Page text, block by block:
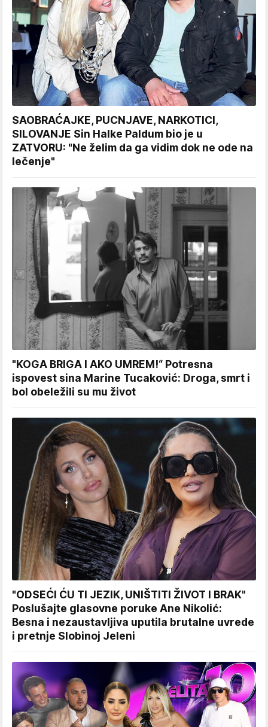
SAOBRAĆAJKE, PUCNJAVE, NARKOTICI,
SILOVANJE Sin Halke Paldum bio je u
ZATVORU: "Ne želim da ga vidim dok ne ode na
lečenje"
"KOGA BRIGA I AKO UMREM!“ Potresna
ispovest sina Marine Tucaković: Droga, smrt i
bol obeležili su mu život
"ODSEĆI ĆU TI JEZIK, UNIŠTITI ŽIVOT I BRAK"
Poslušajte glasovne poruke Ane Nikolić:
Besna i nezaustavljiva uputila brutalne uvrede
i pretnje Slobinoj Jeleni